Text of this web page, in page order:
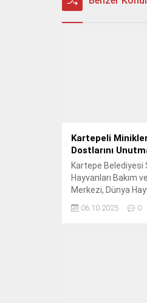
Kartepeli
Dostlarını
Kartepe Belediyesi
Hayvanları Bakım
Merkezi, Dünya
Günü kapsamında
misafirlerini ağırladı.
06.10.2025 0